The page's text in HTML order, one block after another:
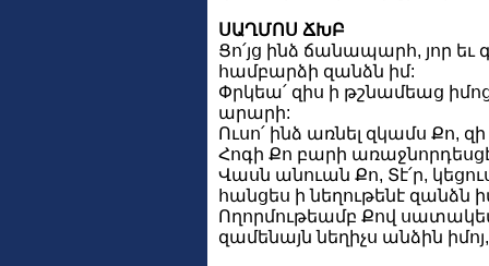
ՍԱՂՄՈՍ ՃԽԲ
Ցո՛յց ինձ ճանապարհ, յոր եւ
համբարձի զանձն իմ:
Փրկեա՛ զիս ի թշնամեաց
արարի:
Ուսո՛ ինձ առնել զկամս Քո,
Հոգի Քո բարի առաջնորդեսցէ
Վասն անուան Քո, Տէ՛ր,
հանցես ի նեղութենէ զանձն
Ողորմութեամբ Քով
զամենայն նեղիչս անձին